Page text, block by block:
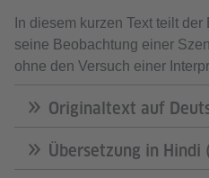
In diesem kurzen Text teilt
seine Beobachtung einer
ohne den Versuch einer
Originaltext auf
Übersetzung in Hindi